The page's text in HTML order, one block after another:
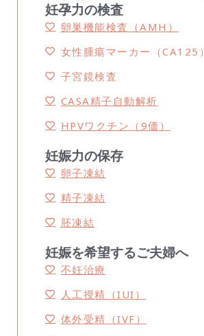
妊孕力の検査
卵巣機能検査（AMH）
女性腫瘍マーカー（CA125）
子宮鏡検査
CASA精子自動解析
HPVワクチン（9価）
妊娠力の保存
卵子凍結
精子凍結
胚凍結
妊娠を希望するご夫婦へ
不妊治療
人工授精（IUI）
体外受精（IVF）